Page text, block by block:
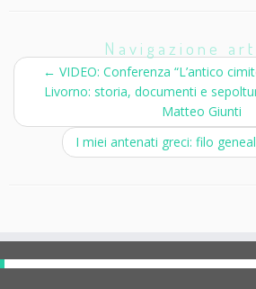
Navigazione
← VIDEO: Conferenza “L’antico
Livorno: storia, documenti e
Matteo Giunti
I miei antenati greci: filo